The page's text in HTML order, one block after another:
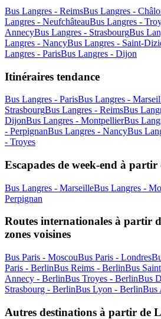
Bus Langres - ReimsBus Langres -
Langres - NeufchâteauBus Langres -
AnnecyBus Langres - StrasbourgBus
Langres - NancyBus Langres - Saint-
Langres - ParisBus Langres - Dijon
Itinéraires tendance
Bus Langres - ParisBus Langres -
StrasbourgBus Langres - ReimsBus
DijonBus Langres - MontpellierBus
- PerpignanBus Langres - NancyBus
- Troyes
Escapades de week-end à
Bus Langres - MarseilleBus Langres -
Perpignan
Routes internationales à partir
zones voisines
Bus Paris - MoscouBus Paris - Londres
Paris - BerlinBus Reims - BerlinBus
Annecy - BerlinBus Troyes - BerlinBus
Strasbourg - BerlinBus Lyon - BerlinBus
Autres destinations à partir de